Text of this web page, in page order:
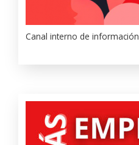
Canal interno de información